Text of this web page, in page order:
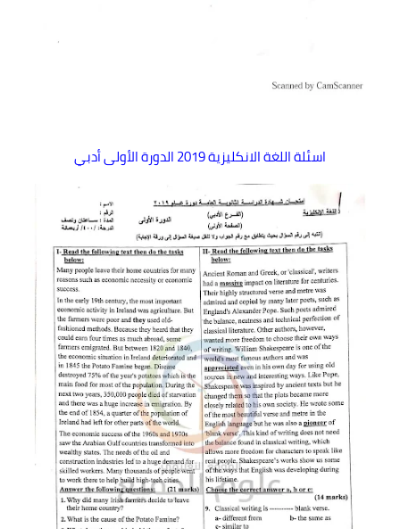
اسئلة اللغة الانكليزية 2019 الدورة الأولى أدبي